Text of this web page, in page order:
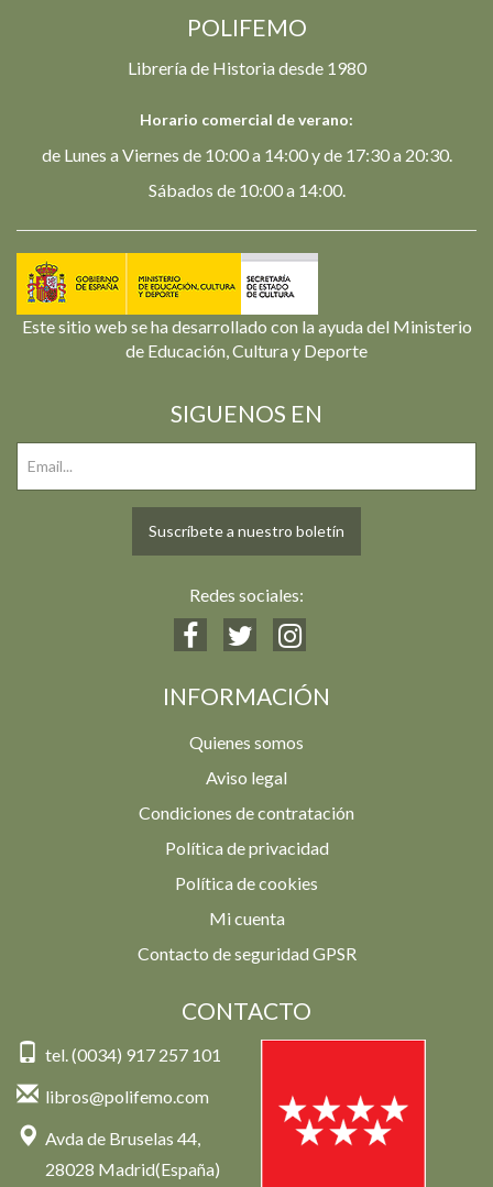
POLIFEMO
Librería de Historia desde 1980
Horario comercial de verano:
de Lunes a Viernes de 10:00 a 14:00 y de 17:30 a 20:30.
Sábados de 10:00 a 14:00.
Este sitio web se ha desarrollado con la ayuda del Ministerio
de Educación, Cultura y Deporte
SIGUENOS EN
Suscríbete a nuestro boletín
Redes sociales:
INFORMACIÓN
Quienes somos
Aviso legal
Condiciones de contratación
Política de privacidad
Política de cookies
Mi cuenta
Contacto de seguridad GPSR
CONTACTO
tel. (0034) 917 257 101
libros@polifemo.com
Avda de Bruselas 44,
28028 Madrid(España)